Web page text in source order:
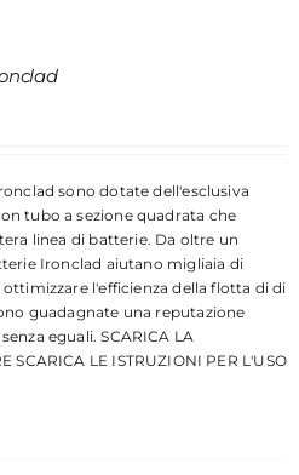
sono dotate dell'esclusiva
tubo a sezione quadrata che
linea di batterie. Da oltre un
Ironclad aiutano migliaia di
ottimizzare l'efficienza della flotta di di
guadagnate una reputazione
eguali.SCARICA LA
SCARICA LE ISTRUZIONI PER L'USO